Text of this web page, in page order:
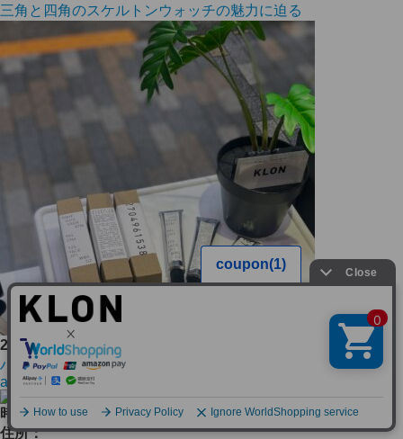
三角と四角のスケルトンウォッチの魅力に迫る
2024/10/11
ハンドクリームに新しい香り！？これは〇〇いらず…。
and more
時計倉庫TOKIA
住所：